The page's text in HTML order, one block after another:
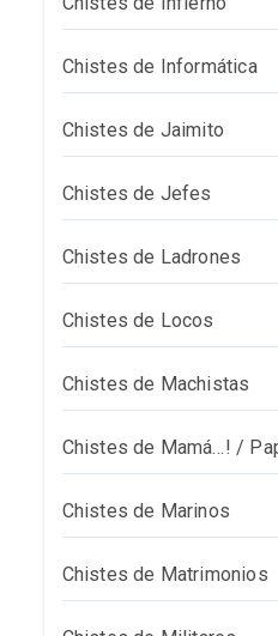
Chistes de Informática
Chistes de Jaimito
Chistes de Jefes
Chistes de Ladrones
Chistes de Locos
Chistes de Machistas
Chistes de Mamá…! /
Chistes de Marinos
Chistes de Matrimonios